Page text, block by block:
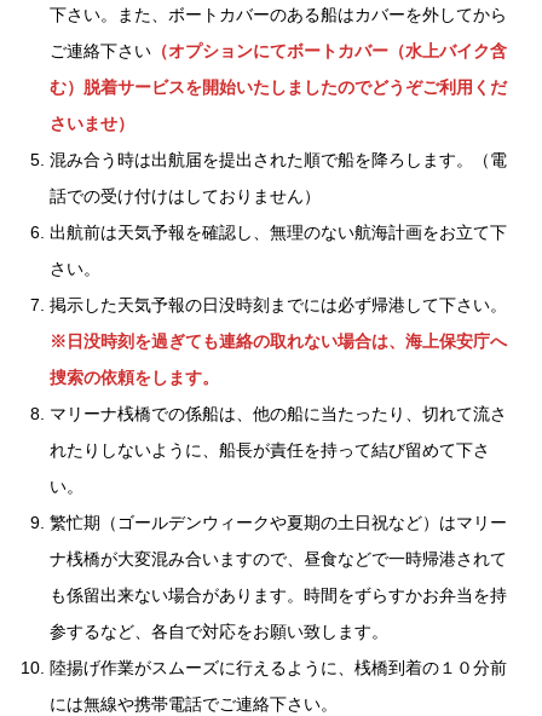
下さい。また、ボートカバーのある船はカバーを外してから
ご連絡下さい （オプションにてボートカバー（水上バイク含
む）脱着サービスを開始いたしましたのでどうぞご利用くだ
さいませ）
混み合う時は出航届を提出された順で船を降ろします。（電
話での受け付けはしておりません）
出航前は天気予報を確認し、無理のない航海計画をお立て下
さい。
掲示した天気予報の日没時刻までには必ず帰港して下さい。
※日没時刻を過ぎても連絡の取れない場合は、海上保安庁へ
捜索の依頼をします。
マリーナ桟橋での係船は、他の船に当たったり、切れて流さ
れたりしないように、船長が責任を持って結び留めて下さ
い。
繁忙期（ゴールデンウィークや夏期の土日祝など）はマリー
ナ桟橋が大変混み合いますので、昼食などで一時帰港されて
も係留出来ない場合があります。時間をずらすかお弁当を持
参するなど、各自で対応をお願い致します。
陸揚げ作業がスムーズに行えるように、桟橋到着の１０分前
には無線や携帯電話でご連絡下さい。